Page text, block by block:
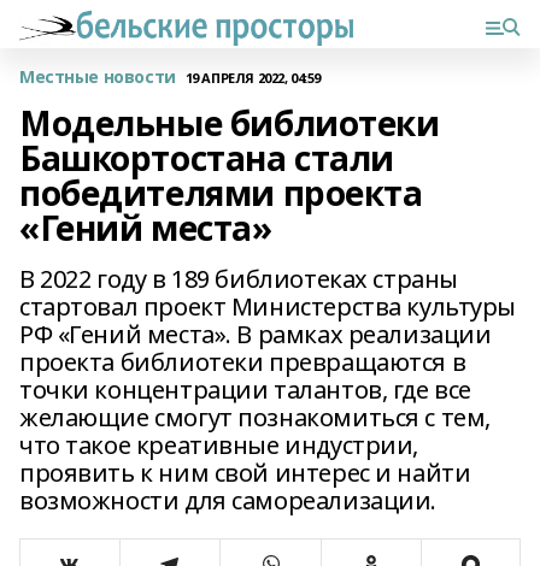
Местные новости 19 АПРЕЛЯ 2022, 04:59
Модельные библиотеки
Башкортостана стали
победителями проекта
«Гений места»
В 2022 году в 189 библиотеках страны
стартовал проект Министерства культуры
РФ «Гений места». В рамках реализации
проекта библиотеки превращаются в
точки концентрации талантов, где все
желающие смогут познакомиться с тем,
что такое креативные индустрии,
проявить к ним свой интерес и найти
возможности для самореализации.